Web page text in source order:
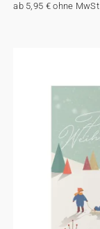
ab 5,95 € ohne MwSt